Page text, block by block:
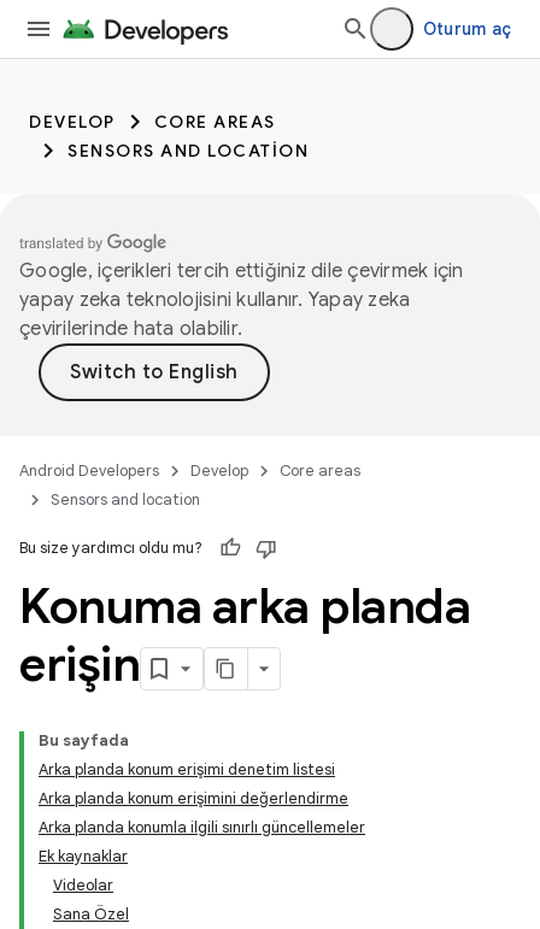
Oturum aç
DEVELOP
CORE AREAS
SENSORS AND LOCATION
Google, içerikleri tercih ettiğiniz dile çevirmek için
yapay zeka teknolojisini kullanır. Yapay zeka
çevirilerinde hata olabilir.
Android Developers Develop
Core areas
Sensors and location
Bu size yardımcı oldu mu?
Konuma arka planda
erişin
Bu sayfada
Arka planda konum erişimi denetim listesi
Arka planda konum erişimini değerlendirme
Arka planda konumla ilgili sınırlı güncellemeler
Ek kaynaklar
Videolar
Sana Özel